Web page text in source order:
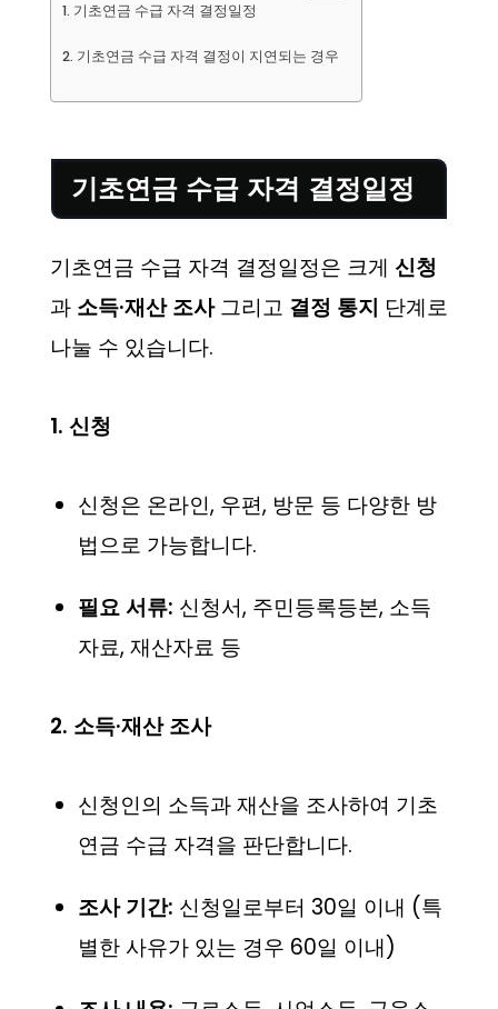
기초연금 수급 자격 결정일정
기초연금 수급 자격 결정이 지연되는 경우
기초연금 수급 자격 결정일정
기초연금 수급 자격 결정일정은 크게 신청
과 소득·재산 조사그리고 결정 통지 단계로
나눌 수 있습니다.
1. 신청
신청은 온라인, 우편, 방문 등 다양한 방
법으로 가능합니다.
필요 서류: 신청서, 주민등록등본, 소득
자료, 재산자료 등
2. 소득·재산 조사
신청인의 소득과 재산을 조사하여 기초
연금 수급 자격을 판단합니다.
조사 기간: 신청일로부터 30일 이내 (특
별한 사유가 있는 경우 60일 이내)